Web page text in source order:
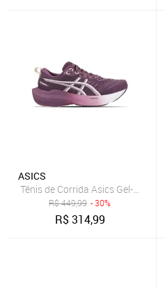
ASICS
Tênis de Corrida Asics Gel-
R$449,99 - 30%
R$314,99